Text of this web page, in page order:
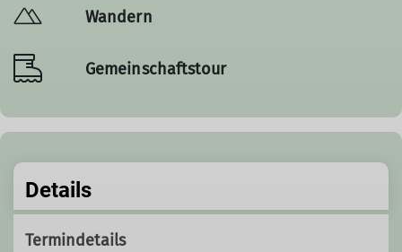
Wandern
Gemeinschaftstour
Details
Termindetails